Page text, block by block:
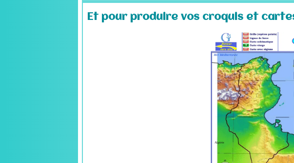
Et pour produire vos croquis et